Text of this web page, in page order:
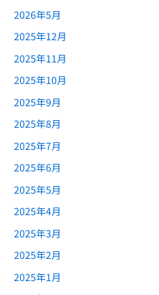
2026年5月
2025年12月
2025年11月
2025年10月
2025年9月
2025年8月
2025年7月
2025年6月
2025年5月
2025年4月
2025年3月
2025年2月
2025年1月